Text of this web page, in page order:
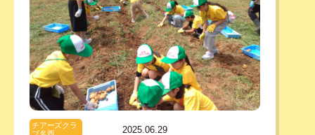
チアーズクラ
2025.06.29